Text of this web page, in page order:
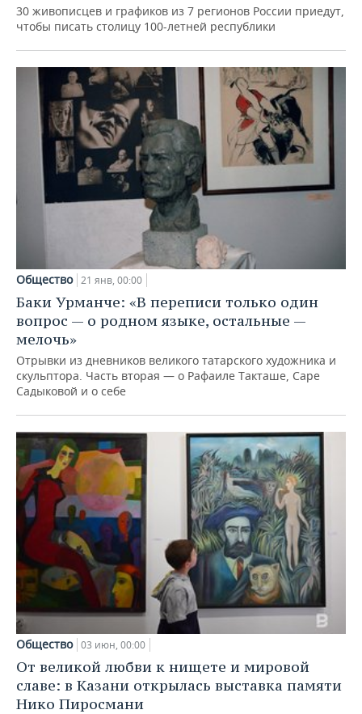
30 живописцев и графиков из 7 регионов России приедут,
чтобы писать столицу 100-летней республики
Общество 21 янв, 00:00
Баки Урманче: «В переписи только один
вопрос — о родном языке, остальные —
мелочь»
Отрывки из дневников великого татарского художника и
скульптора. Часть вторая — о Рафаиле Такташе, Саре
Садыковой и о себе
Общество 03 июн, 00:00
От великой любви к нищете и мировой
славе: в Казани открылась выставка памяти
Нико Пиросмани